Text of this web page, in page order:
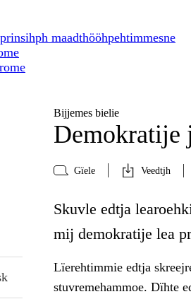
maadthööhpehtimmesne
Bijjemes bielie
Demokratije
Gïele Veedtjh
Skuvle edtja
mij demokratije lea
Lïerehtimmie edtja
stuvremehammoe. Dïhte